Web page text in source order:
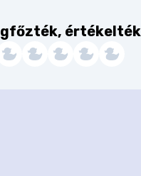
értékelték